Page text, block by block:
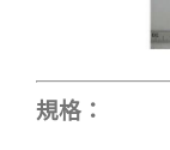
規格：